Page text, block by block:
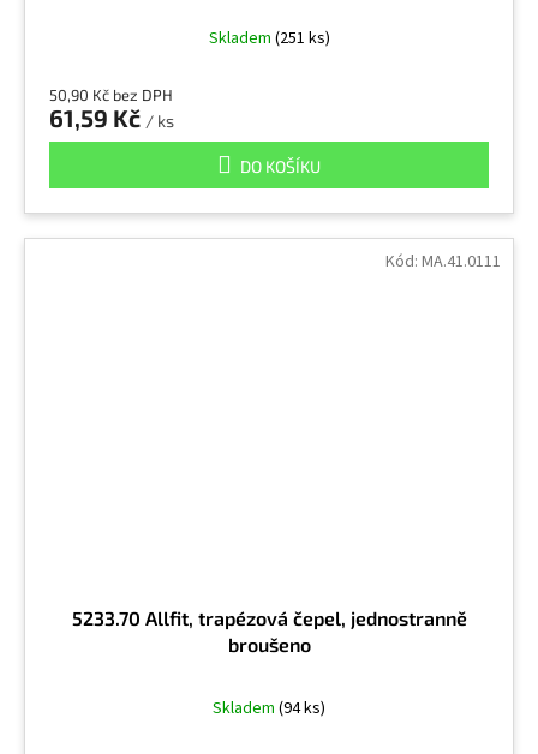
Skladem (251 ks)
50,90 Kč bez DPH
61,59 Kč / ks
DO KOŠÍKU
5233.70 Allfit, trapézová čepel, jednostranně
broušeno
Skladem (94 ks)
Kód: MA.41.0111